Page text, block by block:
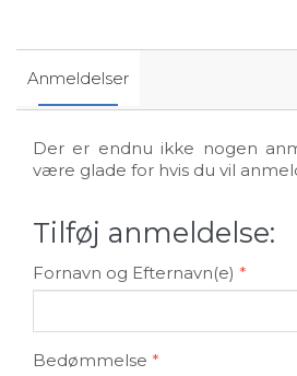
Anmeldelser
Der er endnu ikke nogen
være glade for hvis du vil
Tilføj anmeldelse:
Fornavn og Efternavn(e)
Bedømmelse